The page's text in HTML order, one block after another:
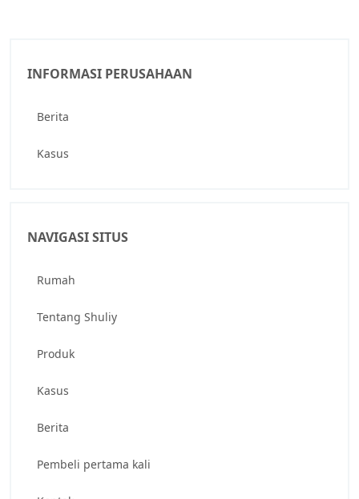
INFORMASI PERUSAHAAN
Berita
Kasus
NAVIGASI SITUS
Rumah
Tentang Shuliy
Produk
Kasus
Berita
Pembeli pertama kali